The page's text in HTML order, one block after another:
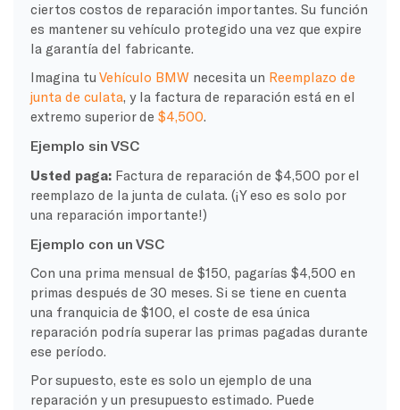
ciertos costos de reparación importantes. Su función
es mantener su vehículo protegido una vez que expire
la garantía del fabricante.
Imagina tu Vehículo BMWnecesita un Reemplazo de
junta de culata, y la factura de reparación está en el
extremo superior de $4,500.
Ejemplo sin VSC
Usted paga:Factura de reparación de $4,500 por el
reemplazo de la junta de culata. (¡Y eso es solo por
una reparación importante!)
Ejemplo con un VSC
Con una prima mensual de $150, pagarías $4,500 en
primas después de 30 meses. Si se tiene en cuenta
una franquicia de $100, el coste de esa única
reparación podría superar las primas pagadas durante
ese período.
Por supuesto, este es solo un ejemplo de una
reparación y un presupuesto estimado. Puede